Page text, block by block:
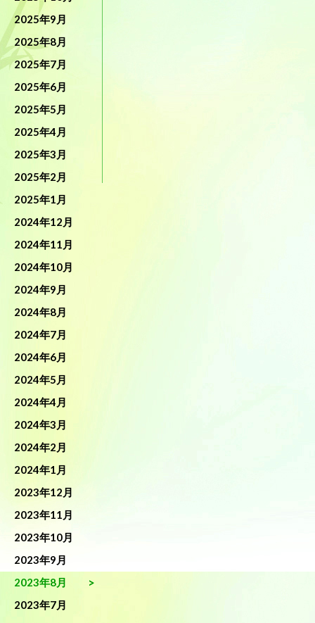
2025年9月
2025年8月
2025年7月
2025年6月
2025年5月
2025年4月
2025年3月
2025年2月
2025年1月
2024年12月
2024年11月
2024年10月
2024年9月
2024年8月
2024年7月
2024年6月
2024年5月
2024年4月
2024年3月
2024年2月
2024年1月
2023年12月
2023年11月
2023年10月
2023年9月
2023年8月
2023年7月